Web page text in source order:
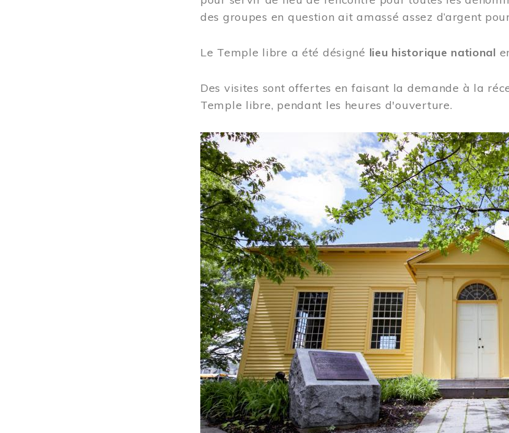
des groupes en question ait amassé assez d’argent
Le Temple libre a été désigné lieu historique national
Des visites sont offertes en faisant la demande à la
Temple libre, pendant les heures d'ouverture.
Image